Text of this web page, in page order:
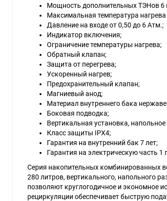
Мощность дополнительных ТЭНов 6
Максимальная температура нагрева
Давление на входе от 0,50 до 6 Атм.;
Индикатор включения;
Ограничение температуры нагрева;
Обратный клапан;
Защита от перегрева;
Ускоренный нагрев;
Предохранительный клапан;
Магниевый анод;
Материал внутреннего бака
Боковая подводка;
Вертикальная установка,
Класс защиты IPX4;
Гарантия на внутренний бак 7 лет;
Гарантия на электрическую часть 1
Серия накопительных комбинированных
280 литров, вертикального, напольного
позволяют круглогодичное и экономное
рециркуляции обеспечивает быструю